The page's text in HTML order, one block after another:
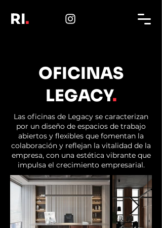
RI.
OFICINAS
LEGACY.
Las oficinas de Legacy se caracterizan
por un diseño de espacios de trabajo
abiertos y flexibles que fomentan la
colaboración y reflejan la vitalidad de la
empresa, con una estética vibrante que
impulsa el crecimiento empresarial.